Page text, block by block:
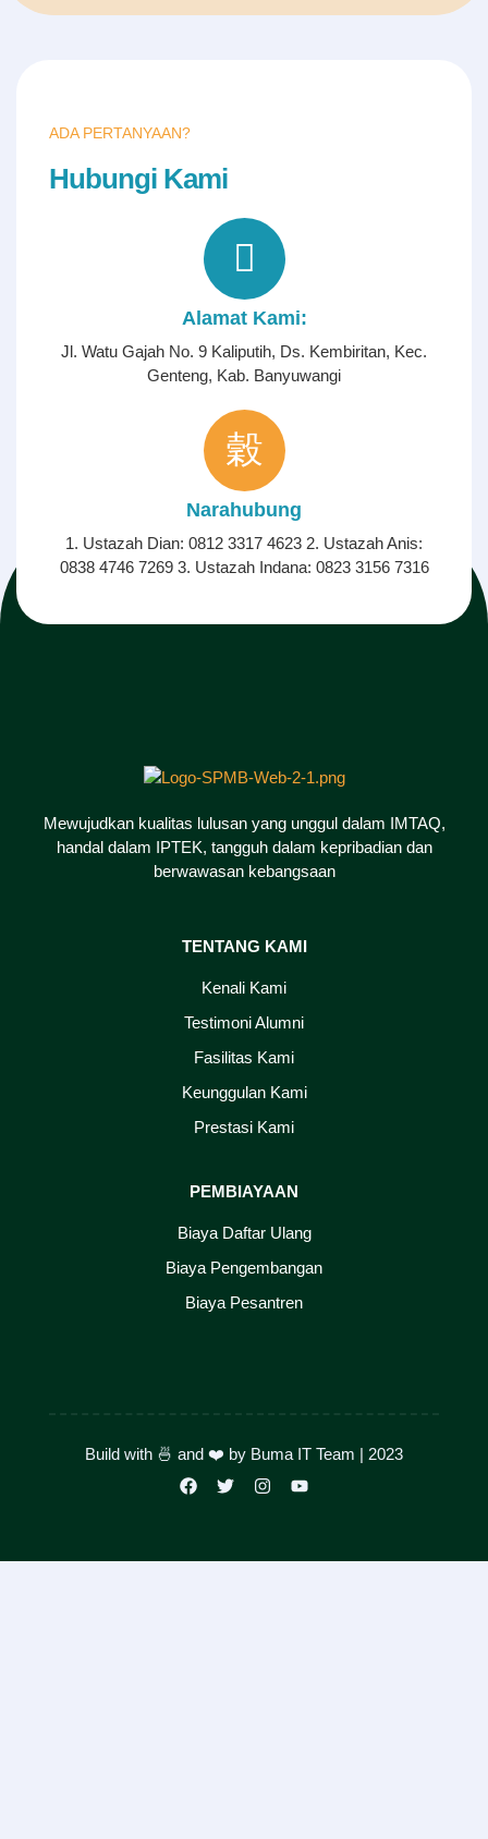
ADA PERTANYAAN?
Hubungi Kami
Alamat Kami:
Jl. Watu Gajah No. 9 Kaliputih, Ds. Kembiritan, Kec.
Genteng, Kab. Banyuwangi
Narahubung
1. Ustazah Dian: 0812 3317 4623 2. Ustazah Anis:
0838 4746 7269 3. Ustazah Indana: 0823 3156 7316
Mewujudkan kualitas lulusan yang unggul dalam IMTAQ,
handal dalam IPTEK, tangguh dalam kepribadian dan
berwawasan kebangsaan
TENTANG KAMI
Kenali Kami
Testimoni Alumni
Fasilitas Kami
Keunggulan Kami
Prestasi Kami
PEMBIAYAAN
Biaya Daftar Ulang
Biaya Pengembangan
Biaya Pesantren
Build with 🍜 and ❤️ by Buma IT Team | 2023